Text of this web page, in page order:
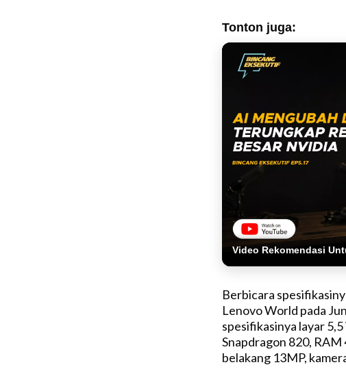
Tonton juga:
Video Rekomendasi
Berbicara
Lenovo World pada
spesifikasinya layar
Snapdragon 820, RAM
belakang 13MP,